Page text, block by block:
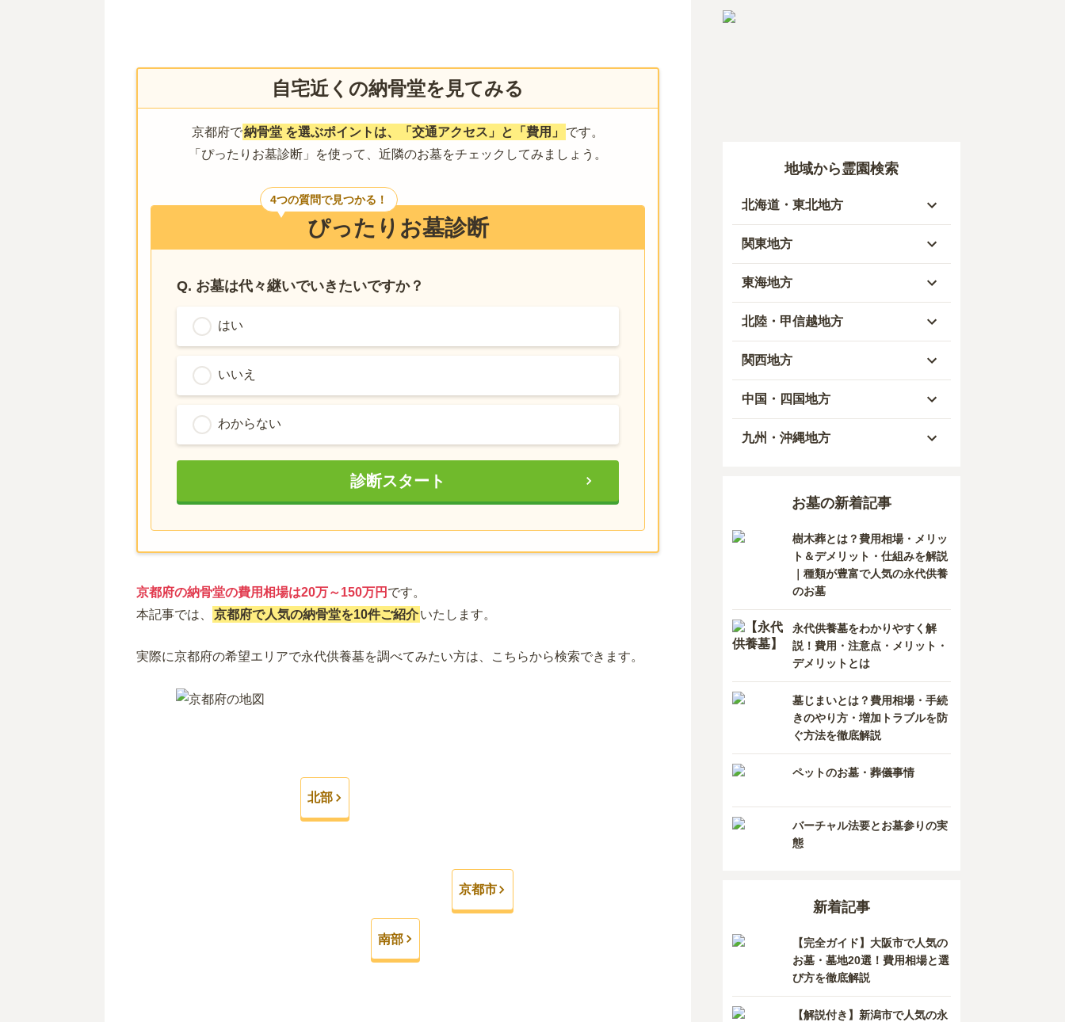
自宅近くの納骨堂を見てみる
京都府で納骨堂 を選ぶポイントは、「交通アクセス」と「費用」
です。
「ぴったりお墓診断」を使って、近隣のお墓をチェックしてみましょう。
ぴったりお墓診断
4つの質問で見つかる！
Q. お墓は代々継いでいきたいですか？
はい
いいえ
わからない
診断スタート
京都府の納骨堂の費用相場は20万～150万円 です。
本記事では、
京都府で人気の納骨堂を10件ご紹介いたします。
実際に京都府の希望エリアで永代供養墓を調べてみたい方は、こちらから検索できます。
京都市
北部
南部
地域から霊園検索
北海道・東北地方
北海道
青森県
秋田県
岩手県
山形県
宮城県
関東地方
東京都
神奈川県
埼玉県
千葉県
茨城県
東海地方
愛知県
岐阜県
静岡県
三重県
北陸・甲信越地方
富山県
石川県
福井県
長野県
関西地方
大阪府
兵庫県
奈良県
中国・四国地方
岡山県
香川県
高知県
九州・沖縄地方
熊本県
鹿児島県
お墓の新着記事
樹木葬とは？費用相場・メリッ
ト＆デメリット・仕組みを解説
｜種類が豊富で人気の永代供養
のお墓
永代供養墓をわかりやすく解
説！費用・注意点・メリット・
デメリットとは
墓じまいとは？費用相場・手続
きのやり方・増加トラブルを防
ぐ方法を徹底解説
ペットのお墓・葬儀事情
バーチャル法要とお墓参りの実
態
新着記事
【完全ガイド】大阪市で人気の
お墓・墓地20選！費用相場と選
び方を徹底解説
【解説付き】新潟市で人気の永